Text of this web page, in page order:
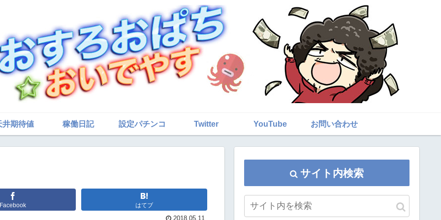
井期待値 稼働日記 設定パチンコ Twitter YouTube お問い合わせ
はてブ
2018.05.11
サイト内検索